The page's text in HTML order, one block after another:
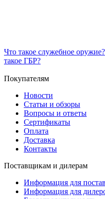
Что такое служебное оружие?
такое ГБР?
Покупателям
Новости
Статьи и обзоры
Вопросы и ответы
Сертификаты
Оплата
Доставка
Контакты
Поставщикам и дилерам
Информация для
Информация для